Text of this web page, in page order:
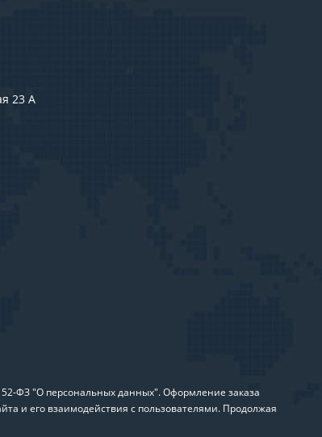
23 А
ФЗ "О персональных данных". Оформление заказа
и его взаимодействия с пользователями. Продолжая